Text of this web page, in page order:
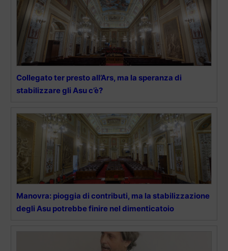
Collegato ter presto all’Ars, ma la speranza di
stabilizzare gli Asu c’è?
Manovra: pioggia di contributi, ma la stabilizzazione
degli Asu potrebbe finire nel dimenticatoio